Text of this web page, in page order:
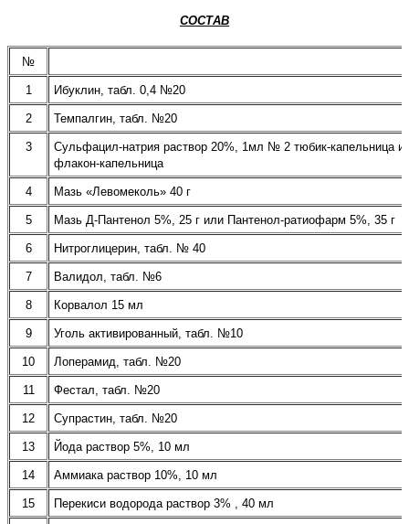
СОСТАВ
№
1 Ибуклин, табл. 0,4 №20
2 Темпалгин, табл. №20
3
Сульфацил-натрия раствор 20%, 1мл № 2 тюбик-капельница
флакон-капельница
4 Мазь «Левомеколь» 40 г
5 Мазь Д-Пантенол 5%, 25 г или Пантенол-ратиофарм 5%, 35 г
6 Нитроглицерин, табл. № 40
7 Валидол, табл. №6
8 Корвалол 15 мл
9 Уголь активированный, табл. №10
10 Лоперамид, табл. №20
11 Фестал, табл. №20
12 Супрастин, табл. №20
13 Йода раствор 5%, 10 мл
14 Аммиака раствор 10%, 10 мл
15 Перекиси водорода раствор 3% , 40 мл